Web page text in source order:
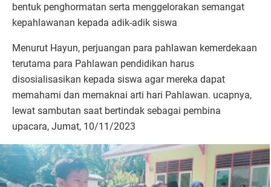
bentuk penghormatan serta menggelorakan semangat
kepahlawanan kepada adik-adik siswa
Menurut Hayun, perjuangan para pahlawan kemerdekaan
terutama para Pahlawan pendidikan harus
disosialisasikan kepada siswa agar mereka dapat
memahami dan memaknai arti hari Pahlawan. ucapnya,
lewat sambutan saat bertindak sebagai pembina
upacara, Jumat, 10/11/2023